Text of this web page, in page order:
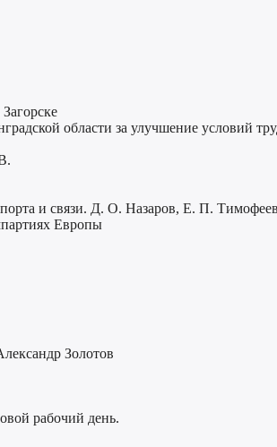
области за улучшение условий
и связи. Д. О. Назаров, Е. П.
Европы
Золотов
рабочий день.